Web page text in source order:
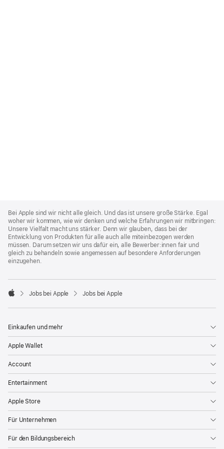
Footer
Bei Apple sind wir nicht alle gleich. Und das ist unsere große Stärke. Egal
woher wir kommen, wie wir denken und welche Erfahrungen wir mitbringen:
Unsere Vielfalt macht uns stärker. Denn wir glauben, dass bei der
Entwicklung von Produkten für alle auch alle miteinbezogen werden
müssen. Darum setzen wir uns dafür ein, alle Bewerber:innen fair und
gleich zu behandeln sowie angemessen auf besondere Anforderungen
einzugehen.

Jobs bei Apple Jobs bei Apple
Einkaufen und mehr
Apple Wallet
Account
Entertainment
Apple Store
Für Unternehmen
Für den Bildungsbereich